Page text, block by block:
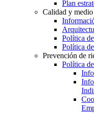
Plan
Calidad y
Política
Política
Prevención de
Política